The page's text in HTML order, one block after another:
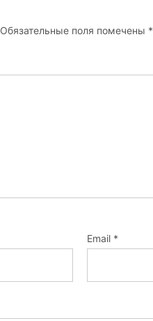
Обязательные поля помечены *
Email *